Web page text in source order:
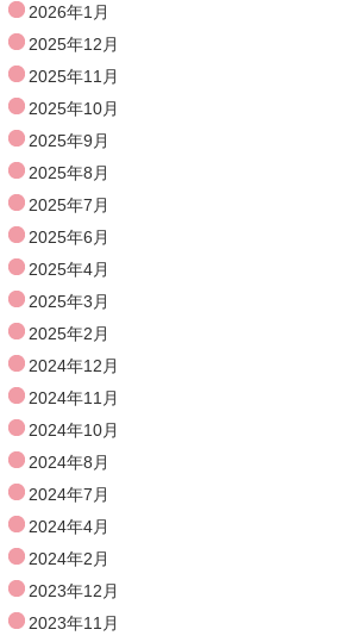
2026年1月
2025年12月
2025年11月
2025年10月
2025年9月
2025年8月
2025年7月
2025年6月
2025年4月
2025年3月
2025年2月
2024年12月
2024年11月
2024年10月
2024年8月
2024年7月
2024年4月
2024年2月
2023年12月
2023年11月